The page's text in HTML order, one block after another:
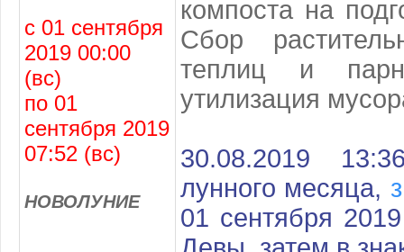
с 01 сентября
2019 00:00
(вс)
по 01
сентября 2019
07:52 (вс)
НОВОЛУНИЕ
компоста на
Сбор
теплиц и
утилизация
30.08.2019
лунного месяца,
01 сентября